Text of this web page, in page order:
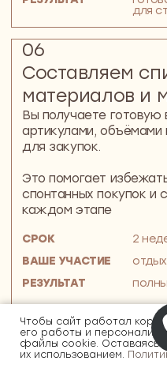
ЧТО ВХОДИТ В СТОИМОСТЬ?
– обмеры с точными размерами
– планировка с продуманной
– 3D-визуализации с точной
– полный комплект чертежей
– список материалов, мебели
ОТДЕЛЬНО):
Авторский надзор за стройкой
Проектирование
металлоконструкций
«Умный дом», вентиляция,
Фиксированная цена 6 500
уже входит всё, что нужно:
Давайте обсудим
и рассчитаем смету
Чтобы сайт работал
его работы и
файлы cookie. Оставаясь
их использованием.